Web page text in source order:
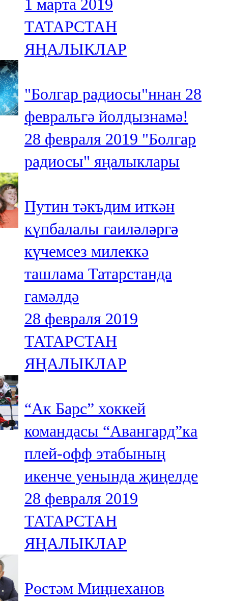
1 марта 2019
ТАТАРСТАН
ЯҢАЛЫКЛАР
"Болгар радиосы"ннан 28
февральгә йолдызнамә!
28 февраля 2019 "Болгар
радиосы" яңалыклары
Путин тәкъдим иткән
күпбалалы гаиләләргә
күчемсез милеккә
ташлама Татарстанда
гамәлдә
28 февраля 2019
ТАТАРСТАН
ЯҢАЛЫКЛАР
“Ак Барс” хоккей
командасы “Авангард”ка
плей-офф этабының
икенче уенында җиңелде
28 февраля 2019
ТАТАРСТАН
ЯҢАЛЫКЛАР
Рөстәм Миңнеханов